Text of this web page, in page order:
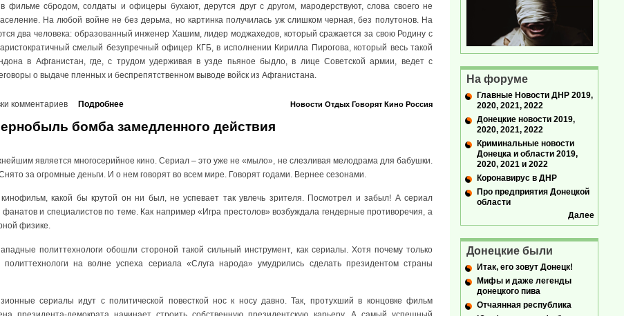
фильме сбродом, солдаты и офицеры бухают, дерутся друг с другом, мародерствуют, слова своего не
На любой войне не без дерьма, но картинка получилась уж слишком черная, без полутонов. На
два человека: образованный инженер Хашим, лидер моджахедов, который сражается за свою Родину с
смелый безупречный офицер КГБ, в исполнении Кирилла Пирогова, который весь такой
в Афганистан, где, с трудом удерживая в узде пьяное быдло, в лице Советской армии, ведет с
о выдаче пленных и беспрепятственном выводе войск из Афганистана.
Новости Отдых Говорят Кино Россия
комментариев Подробнее
бомба замедленного действия
является многосерийное кино. Сериал – это уже не «мыло», не слезливая мелодрама для бабушки.
за огромные деньги. И о нем говорят во всем мире. Говорят годами. Вернее сезонами.
какой бы крутой он ни был, не успевает так увлечь зрителя. Посмотрел и забыл! А сериал
и специалистов по теме. Как например «Игра престолов» возбуждала гендерные противоречия, а
физике.
политтехнологи обошли стороной такой сильный инструмент, как сериалы. Хотя почему только
на волне успеха сериала «Слуга народа» умудрились сделать президентом страны
сериалы идут с политической повесткой нос к носу давно. Так, протухший в концовке фильм
На форуме
Главные Новости ДНР 2019,
2020, 2021, 2022
Донецкие новости 2019,
2020, 2021, 2022
Криминальные новости
Донецка и области 2019,
2020, 2021 и 2022
Коронавирус в ДНР
Про предприятия Донецкой
области
Далее
Донецкие были
Итак, его зовут Донецк!
Мифы и даже легенды
донецкого пива
Отчаянная республика